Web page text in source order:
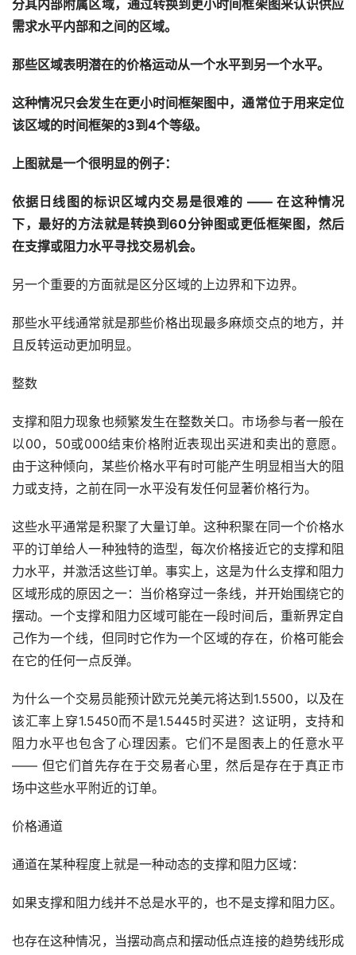
分其内部附属区域，通过转换到更小时间框架图来认识供应
需求水平内部和之间的区域。
那些区域表明潜在的价格运动从一个水平到另一个水平。
这种情况只会发生在更小时间框架图中，通常位于用来定位
该区域的时间框架的3到4个等级。
上图就是一个很明显的例子：
依据日线图的标识区域内交易是很难的 —— 在这种情况
下，最好的方法就是转换到60分钟图或更低框架图，然后
在支撑或阻力水平寻找交易机会。
另一个重要的方面就是区分区域的上边界和下边界。
那些水平线通常就是那些价格出现最多麻烦交点的地方，并
且反转运动更加明显。
整数
支撑和阻力现象也频繁发生在整数关口。市场参与者一般在
以00，50或000结束价格附近表现出买进和卖出的意愿。
由于这种倾向，某些价格水平有时可能产生明显相当大的阻
力或支持，之前在同一水平没有发任何显著价格行为。
这些水平通常是积聚了大量订单。这种积聚在同一个价格水
平的订单给人一种独特的造型，每次价格接近它的支撑和阻
力水平，并激活这些订单。事实上，这是为什么支撑和阻力
区域形成的原因之一：当价格穿过一条线，并开始围绕它的
摆动。一个支撑和阻力区域可能在一段时间后，重新界定自
己作为一个线，但同时它作为一个区域的存在，价格可能会
在它的任何一点反弹。
为什么一个交易员能预计欧元兑美元将达到1.5500，以及在
该汇率上穿1.5450而不是1.5445时买进？这证明，支持和
阻力水平也包含了心理因素。它们不是图表上的任意水平
—— 但它们首先存在于交易者心里，然后是存在于真正市
场中这些水平附近的订单。
价格通道
通道在某种程度上就是一种动态的支撑和阻力区域：
如果支撑和阻力线并不总是水平的，也不是支撑和阻力区。
也存在这种情况，当摆动高点和摆动低点连接的趋势线形成